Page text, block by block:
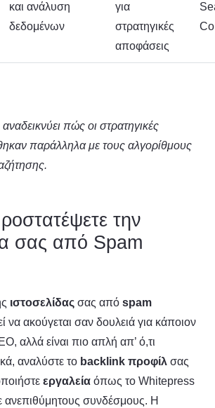
και ανάλυση
δεδομένων
για
στρατηγικές
αποφάσεις
πώς οι στρατηγικές
παράλληλα με τους αλγορίθμους
την
σας από Spam
ιστοσελίδας σας από spam
να ακούγεται σαν δουλειά για κάποιον
αλλά είναι πιο απλή απ’ ό,τι
αναλύστε το backlink προφίλ σας
εργαλεία όπως το Whitepress
ανεπιθύμητους συνδέσμους. Η